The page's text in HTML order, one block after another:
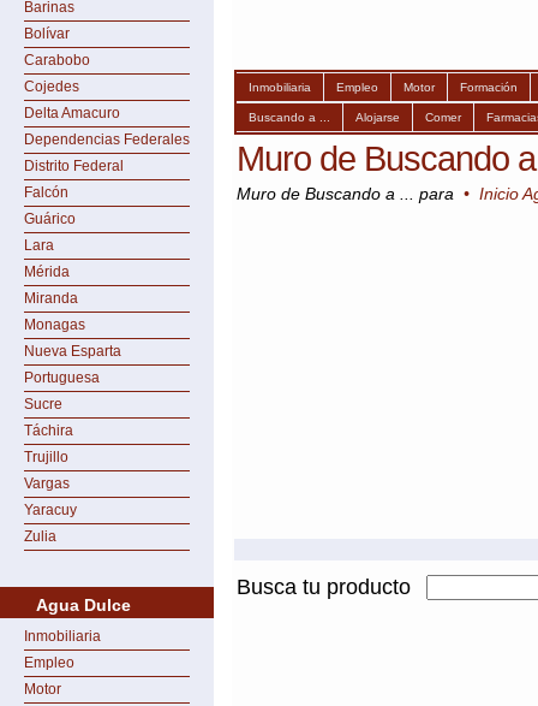
Barinas
Bolívar
Carabobo
Cojedes
Delta Amacuro
Dependencias Federales
Distrito Federal
Falcón
Guárico
Lara
Mérida
Miranda
Monagas
Nueva Esparta
Portuguesa
Sucre
Táchira
Trujillo
Vargas
Yaracuy
Zulia
Agua Dulce
Inmobiliaria
Empleo
Motor
Inmobiliaria Empleo Motor Formación
Buscando a ... Alojarse Comer
Muro de Buscando
Muro de Buscando a ... para • Inicio
Busca tu producto